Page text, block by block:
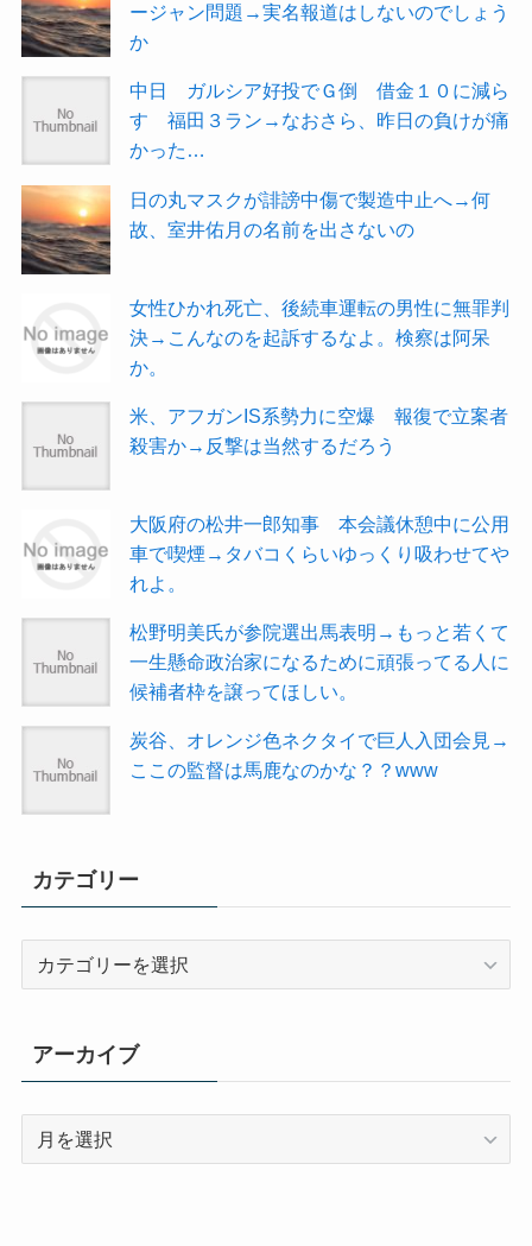
ージャン問題→実名報道はしないのでしょう
か
中日 ガルシア好投でＧ倒 借金１０に減ら
す 福田３ラン→なおさら、昨日の負けが痛
かった…
日の丸マスクが誹謗中傷で製造中止へ→何
故、室井佑月の名前を出さないの
女性ひかれ死亡、後続車運転の男性に無罪判
決→こんなのを起訴するなよ。検察は阿呆
か。
米、アフガンIS系勢力に空爆 報復で立案者
殺害か→反撃は当然するだろう
大阪府の松井一郎知事 本会議休憩中に公用
車で喫煙→タバコくらいゆっくり吸わせてや
れよ。
松野明美氏が参院選出馬表明→もっと若くて
一生懸命政治家になるために頑張ってる人に
候補者枠を譲ってほしい。
炭谷、オレンジ色ネクタイで巨人入団会見→
ここの監督は馬鹿なのかな？？www
カテゴリー
リ
ー
アーカイブ